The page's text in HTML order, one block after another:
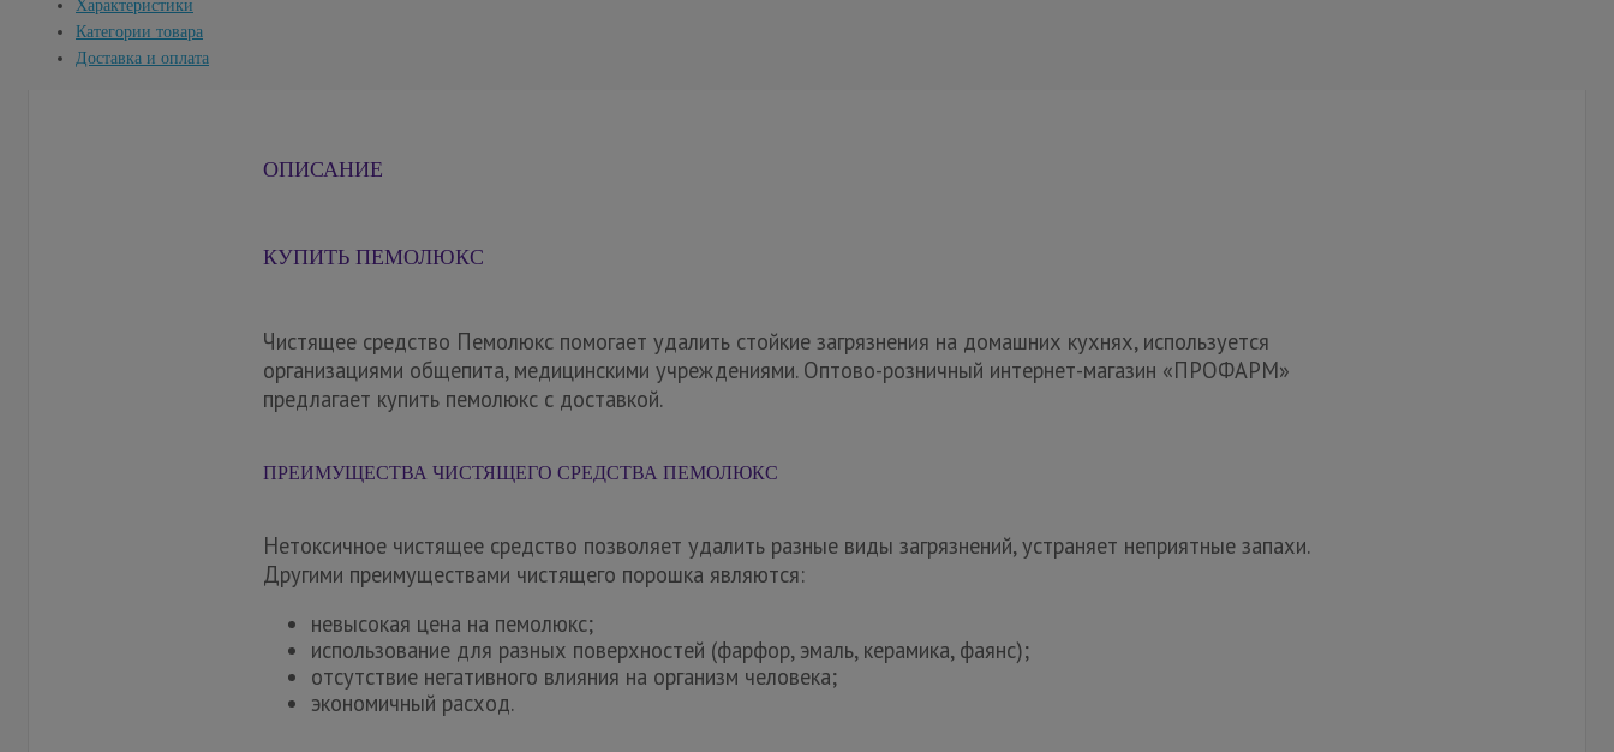
Характеристики
Категории товара
Доставка и оплата
ОПИСАНИЕ
КУПИТЬ ПЕМОЛЮКС
Чистящее средство Пемолюкс помогает удалить стойкие загрязнения на домашних кухнях, используется
организациями общепита, медицинскими учреждениями. Оптово-розничный интернет-магазин «ПРОФАРМ»
предлагает купить пемолюкс с доставкой.
ПРЕИМУЩЕСТВА ЧИСТЯЩЕГО СРЕДСТВА ПЕМОЛЮКС
Нетоксичное чистящее средство позволяет удалить разные виды загрязнений, устраняет неприятные запахи.
Другими преимуществами чистящего порошка являются:
невысокая цена на пемолюкс;
использование для разных поверхностей (фарфор, эмаль, керамика, фаянс);
отсутствие негативного влияния на организм человека;
экономичный расход.